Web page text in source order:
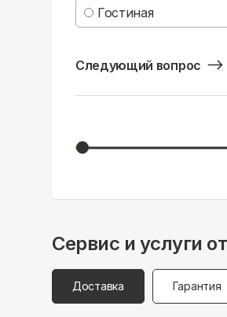
Гостиная
Следующий вопрос
Сервис и услуги
Доставка Гарантия